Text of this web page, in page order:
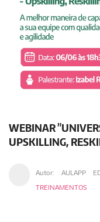
WEBINAR
UPSKILLING,
Autor:AULAPP
TREINAMENTOS